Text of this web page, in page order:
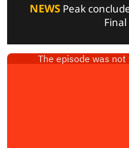
NEWSPeak